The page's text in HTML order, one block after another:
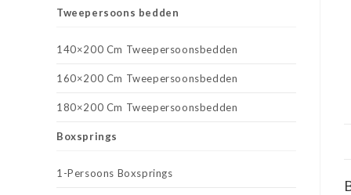
Tweepersoons bedden
140×200 Cm Tweepersoonsbedden
160×200 Cm Tweepersoonsbedden
180×200 Cm Tweepersoonsbedden
Boxsprings
1-Persoons Boxsprings